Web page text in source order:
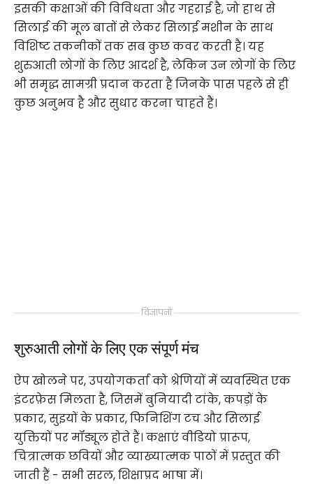
इसकी कक्षाओं की विविधता और गहराई है, जो हाथ से
सिलाई की मूल बातों से लेकर सिलाई मशीन के साथ
विशिष्ट तकनीकों तक सब कुछ कवर करती है। यह
शुरुआती लोगों के लिए आदर्श है, लेकिन उन लोगों के लिए
भी समृद्ध सामग्री प्रदान करता है जिनके पास पहले से ही
कुछ अनुभव है और सुधार करना चाहते हैं।
विज्ञापनों
शुरुआती लोगों के लिए एक संपूर्ण मंच
ऐप खोलने पर, उपयोगकर्ता को श्रेणियों में व्यवस्थित एक
इंटरफ़ेस मिलता है, जिसमें बुनियादी टांके, कपड़ों के
प्रकार, सुइयों के प्रकार, फिनिशिंग टच और सिलाई
युक्तियों पर मॉड्यूल होते हैं। कक्षाएं वीडियो प्रारूप,
चित्रात्मक छवियों और व्याख्यात्मक पाठों में प्रस्तुत की
जाती हैं - सभी सरल, शिक्षाप्रद भाषा में।